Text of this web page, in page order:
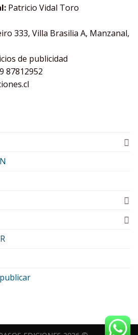
Patricio Vidal Toro
333, Villa Brasilia A, Manzanal,
de publicidad
87812952